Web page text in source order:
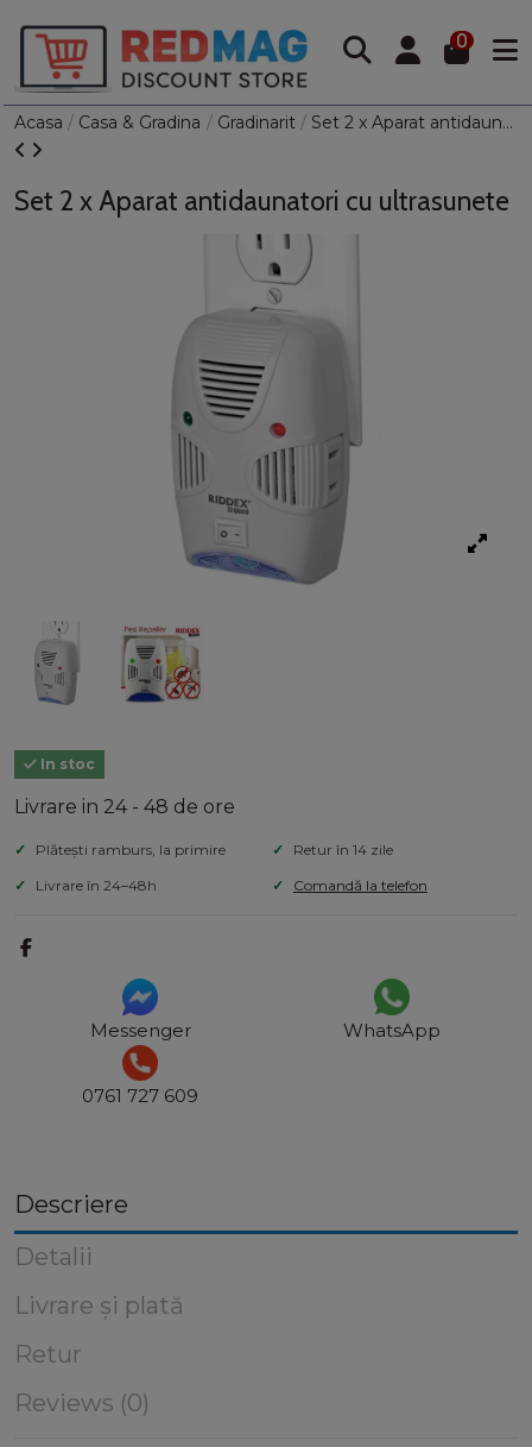
0
Acasa Casa & Gradina Gradinarit Set 2 x Aparat antidaunatori cu ultrasunete
Set 2 x Aparat antidaunatori cu ultrasunete
In stoc
Livrare in 24 - 48 de ore
Plătești ramburs, la primire
Retur în 14 zile
Livrare în 24–48h
Comandă la telefon
Messenger WhatsApp
0761 727 609
Descriere
Detalii
Livrare și plată
Retur
Reviews (0)